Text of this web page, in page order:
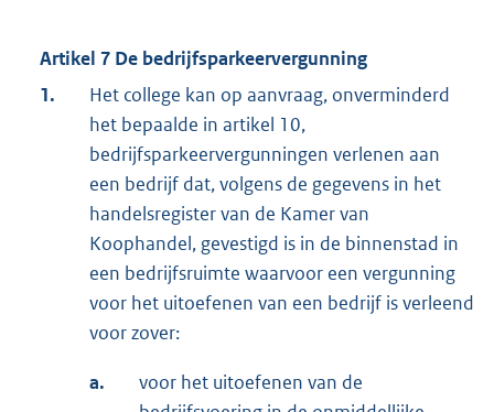
Artikel 7 De bedrijfsparkeervergunning
1.
Het college kan op aanvraag, onverminderd
het bepaalde in artikel 10,
bedrijfsparkeervergunningen verlenen aan
een bedrijf dat, volgens de gegevens in het
handelsregister van de Kamer van
Koophandel, gevestigd is in de binnenstad in
een bedrijfsruimte waarvoor een vergunning
voor het uitoefenen van een bedrijf is verleend
voor zover:
a.
voor het uitoefenen van de